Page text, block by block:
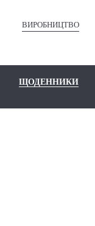
ВИРОБНИЦТВО
ЩОДЕННИКИ